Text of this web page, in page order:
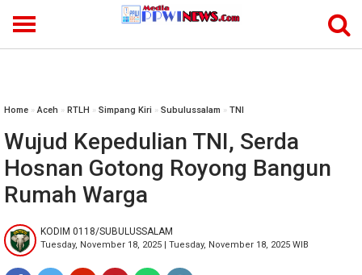
Home »Aceh » RTLH » Simpang Kiri » Subulussalam » TNI
Wujud Kepedulian TNI, Serda
Hosnan Gotong Royong Bangun
Rumah Warga
KODIM 0118/SUBULUSSALAM
Tuesday, November 18, 2025 | Tuesday, November 18, 2025 WIB